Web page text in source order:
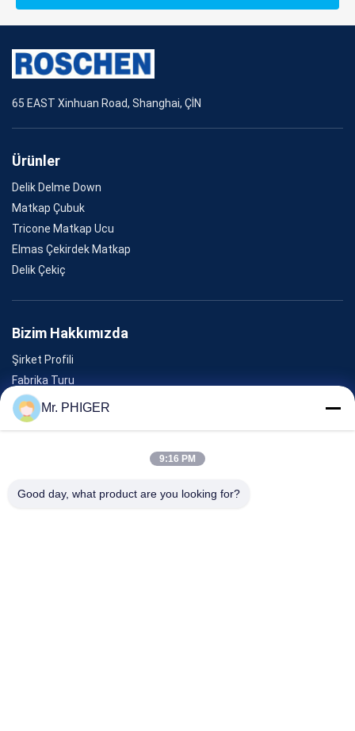
65 EAST Xinhuan Road, Shanghai, ÇİN
Ürünler
Delik Delme Down
Matkap Çubuk
Tricone Matkap Ucu
Elmas Çekirdek Matkap
Delik Çekiç
Bizim Hakkımızda
Şirket Profili
Fabrika Turu
Kalite Kontrolü
Site Haritası
Mr. PHIGER
9:16 PM
Good day, what product are you looking for?